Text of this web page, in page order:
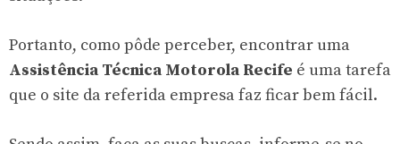
Portanto, como pôde perceber, encontrar uma
Assistência Técnica Motorola Recife é uma tarefa
que o site da referida empresa faz ficar bem fácil.